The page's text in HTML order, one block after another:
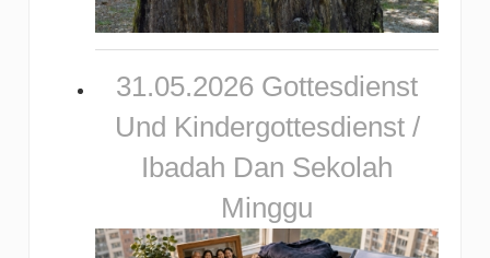
31.05.2026 Gottesdienst
Und Kindergottesdienst /
Ibadah Dan Sekolah
Minggu